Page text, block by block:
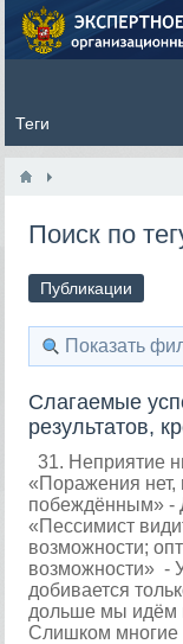
Поиск по
Публикации
Показать
Слагаемые
результатов,
31. Неприятие
«Поражения нет,
побеждённым» -
«Пессимист
возможности;
возможности» -
добивается
дольше мы идём
Слишком многие